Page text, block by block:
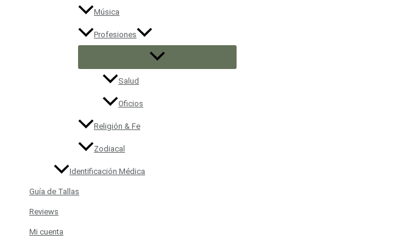
Música
Profesiones
Salud
Oficios
Religión & Fe
Zodiacal
Identificación Médica
Guía de Tallas
Reviews
Mi cuenta